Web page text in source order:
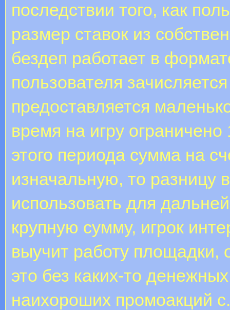
последствии того, как
размер ставок из
бездеп работает в
пользователя
предоставляется
время на игру
этого периода сумма на
изначальную, то разницу
использовать для
крупную сумму, игрок
выучит работу площадки,
это без каких-то
наихороших промоакций